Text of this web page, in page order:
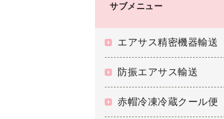
サブメニュー
エアサス精密機器輸送
防振エアサス輸送
赤帽冷凍冷蔵クール便